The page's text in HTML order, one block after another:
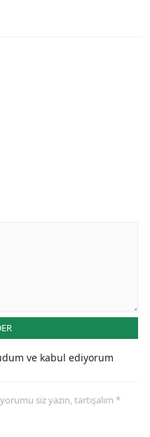
ve kabul ediyorum
siz yazın, tartışalım *